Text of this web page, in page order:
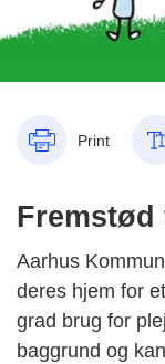
Print
Aarhus
deres hjem for
grad brug for
baggrund og